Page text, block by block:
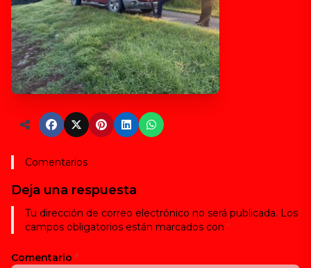
Comentarios
Deja una respuesta
Tu dirección de correo electrónico no será publicada. Los
campos obligatorios están marcados con *
Comentario *